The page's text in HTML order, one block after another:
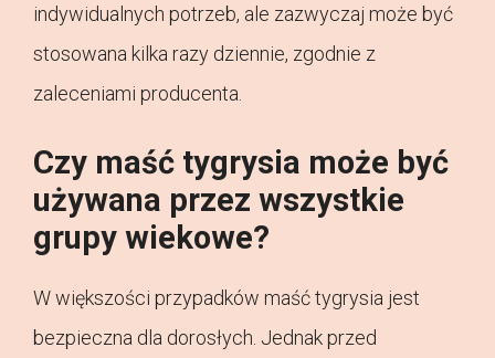
indywidualnych potrzeb, ale zazwyczaj może być
stosowana kilka razy dziennie, zgodnie z
zaleceniami producenta.
Czy maść tygrysia może być
używana przez wszystkie
grupy wiekowe?
W większości przypadków maść tygrysia jest
bezpieczna dla dorosłych. Jednak przed